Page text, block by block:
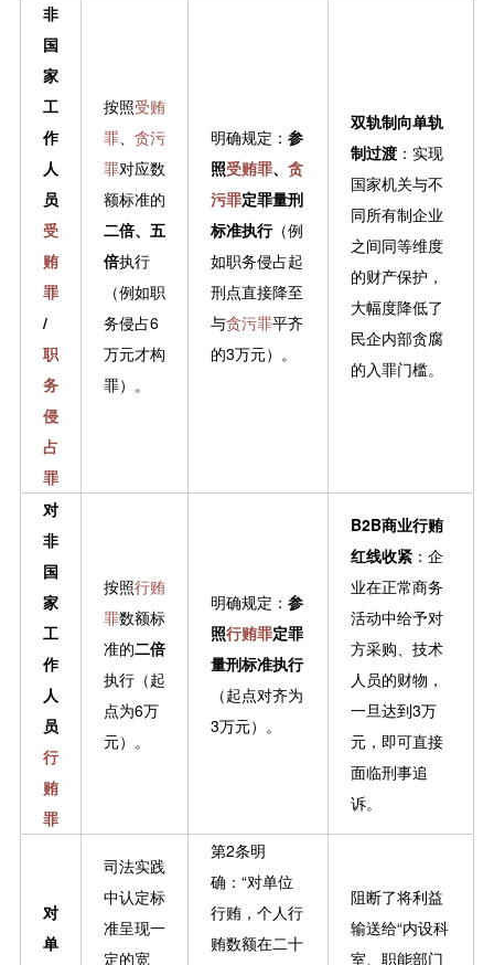
非
国
家
工
作
人
员
受
贿
罪
/
职
务
侵
占
罪
按照受贿
罪、 贪污
罪对应数
额标准的
二倍、五
倍执行
（例如职
务侵占6
万元才构
罪）。
明确规定： 参
照受贿罪、 贪
污罪定罪量刑
标准执行（例
如职务侵占起
刑点直接降至
与贪污罪平齐
的3万元）。
双轨制向单轨
制过渡：实现
国家机关与不
同所有制企业
之间同等维度
的财产保护，
大幅度降低了
民企内部贪腐
的入罪门槛。
对
非
国
家
工
作
人
员
行
贿
罪
按照行贿
罪数额标
准的二倍
执行（起
点为6万
元）。
明确规定： 参
照行贿罪定罪
量刑标准执行
（起点对齐为
3万元）。
B2B商业行贿
红线收紧：企
业在正常商务
活动中给予对
方采购、技术
人员的财物，
一旦达到3万
元，即可直接
面临刑事追
诉。
对
单
司法实践
中认定标
准呈现一
定的宽
第2条明
确：“对单位
行贿，个人行
贿数额在二十
阻断了将利益
输送给“内设科
室、职能部门